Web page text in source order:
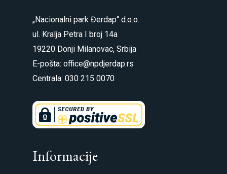
„Nacionalni park Đerdap“ d.o.o.
ul. Kralja Petra I broj 14a
19220 Donji Milanovac, Srbija
E-pošta: office@npdjerdap.rs
Centrala: 030 215 0070
Informacije